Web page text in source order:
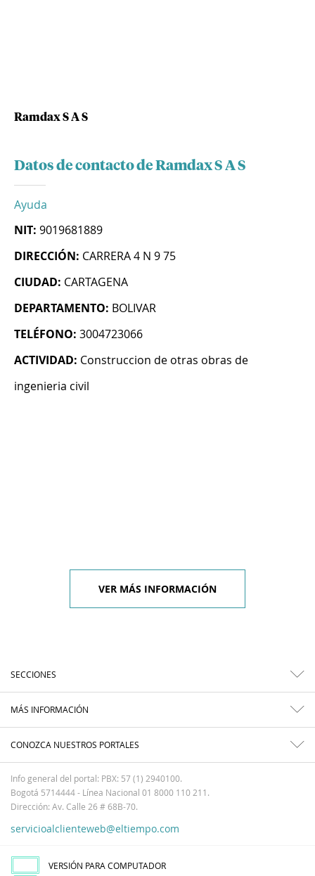
Ramdax S A S
Datos de contacto de Ramdax S A S
Ayuda
NIT: 9019681889
DIRECCIÓN: CARRERA 4 N 9 75
CIUDAD: CARTAGENA
DEPARTAMENTO: BOLIVAR
TELÉFONO: 3004723066
ACTIVIDAD: Construccion de otras obras de
ingenieria civil
VER MÁS INFORMACIÓN
SECCIONES
MÁS INFORMACIÓN
CONOZCA NUESTROS PORTALES
Info general del portal: PBX: 57 (1) 2940100.
Bogotá 5714444 - Línea Nacional 01 8000 110 211.
Dirección: Av. Calle 26 # 68B-70.
servicioalclienteweb@eltiempo.com
VERSIÓN PARA COMPUTADOR